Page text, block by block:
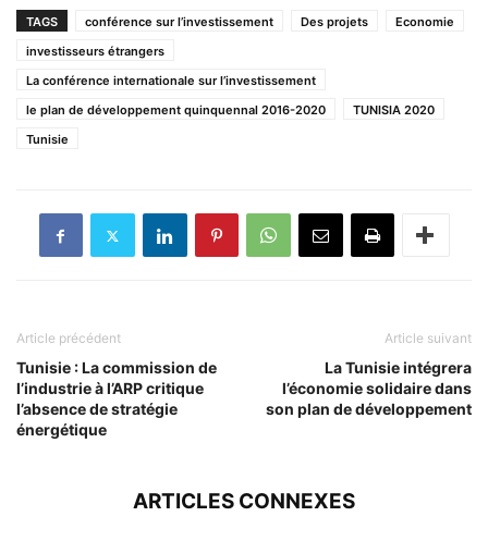
TAGS conférence sur l’investissement Des projets
Economie
investisseurs étrangers
La conférence internationale sur l’investissement
le plan de développement quinquennal 2016-2020
TUNISIA 2020
Tunisie
Article précédent
Tunisie : La commission de
l’industrie à l’ARP critique
l’absence de stratégie
énergétique
Article suivant
La Tunisie intégrera
l’économie solidaire dans
son plan de développement
ARTICLES CONNEXES